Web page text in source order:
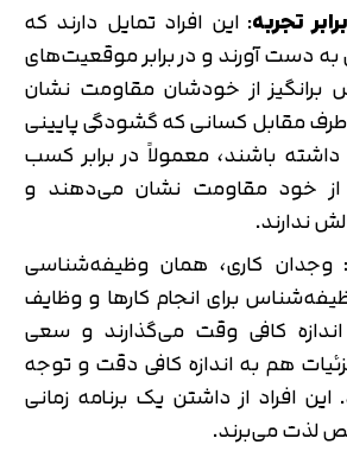
تجربه: این افراد تمایل دارند که
دست آورند و در برابر موقعیت‌های
از خودشان مقاومت نشان
مقابل کسانی که گشودگی پایینی
داشته باشند، معمولاً در برابر کسب
از خود مقاومت نشان می‌دهند و
ندارند.
: وجدان کاری، همان وظیفه‌شناسی
برای انجام کارها و وظایف
کافی وقت می‌گذارند و سعی
هم به اندازه کافی دقت و توجه
افراد از داشتن یک برنامه زمانی
لذت می‌برند.